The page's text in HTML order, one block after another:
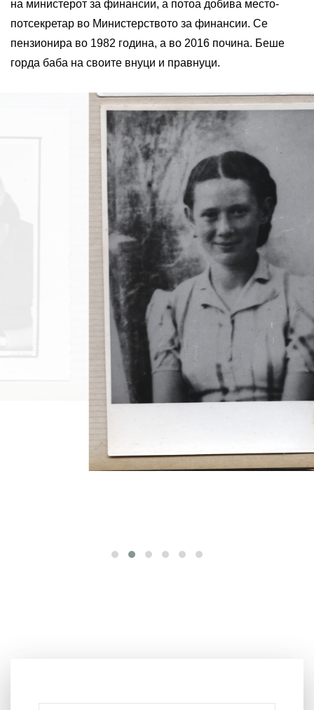
на министерот за финансии, а потоа добива место-
потсекретар во Министерството за финансии. Се
пензионира во 1982 година, а во 2016 почина. Беше
горда баба на своите внуци и правнуци.